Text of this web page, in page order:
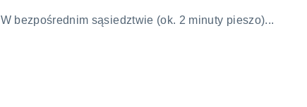
W bezpośrednim sąsiedztwie (ok. 2 minuty pieszo)...